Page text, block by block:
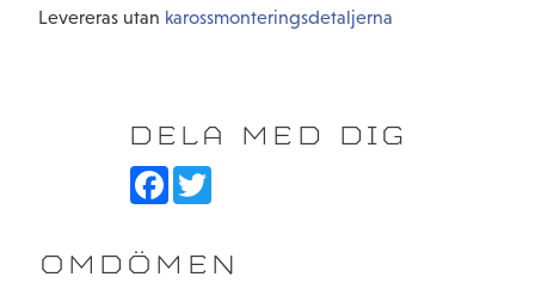
Levereras utan karossmonteringsdetaljerna
DELA MED DIG
F
b
o
T
t
e
OMDÖMEN